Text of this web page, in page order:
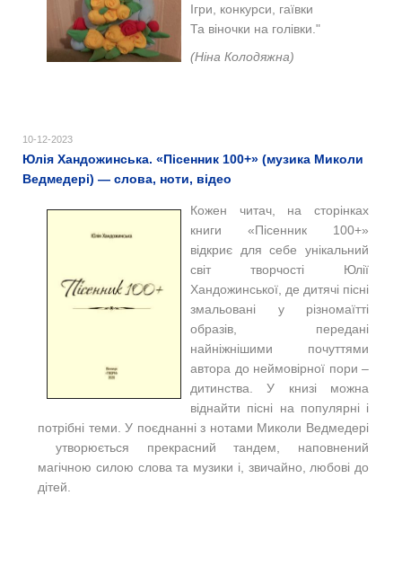
Ігри, конкурси, гаївки
Та віночки на голівки."
(Ніна Колодяжна)
10-12-2023
Юлія Хандожинська. «Пiсенник 100+» (музика Миколи
Ведмедері) — слова, ноти, відео
Кожен читач, на сторінках
книги «Пісенник 100+»
відкриє для себе унікальний
світ творчості Юлії
Хандожинської, де дитячі пісні
змальовані у різномаїтті
образів, передані
найніжнішими почуттями
автора до неймовірної пори –
дитинства. У книзі можна
віднайти пісні на популярні і
потрібні теми. У поєднанні з нотами Миколи Ведмедері
утворюється прекрасний тандем, наповнений
магічною силою слова та музики і, звичайно, любові до
дітей.